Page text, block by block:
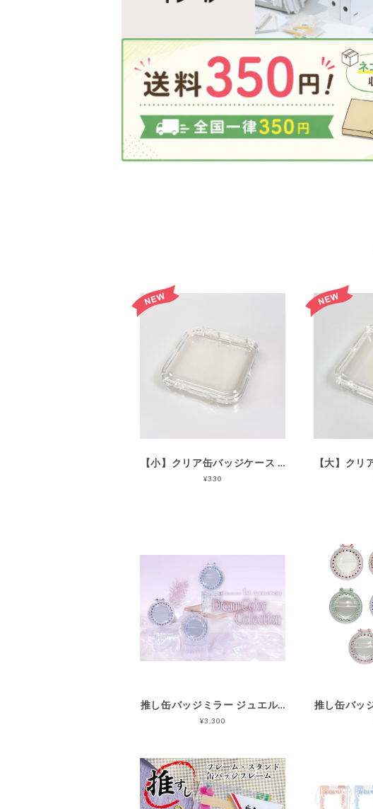
【小】クリア缶バッジケース 3個セット（57mm用）
¥330
推し缶バッジミラー ジュエル・プレミアム １周年記念限定カラー
¥3,300